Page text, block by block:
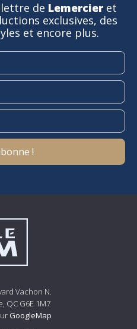
de Lemercier et
exclusives, des
et encore plus.
Vachon N.
QC G6E 1M7
GoogleMap